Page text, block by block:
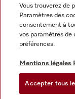
CGV
Conditions
Déclaration
Digital Services Act
Vous trouverez de
Paramètres des
consentement à
vos paramètres de
préférences.
Mentions légales
Accepter tous